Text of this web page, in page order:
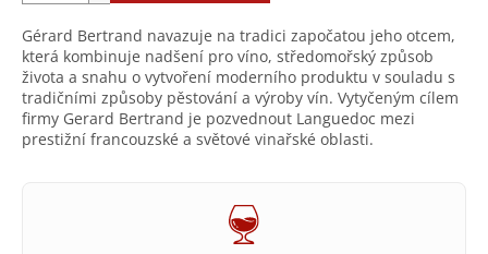
Gérard Bertrand navazuje na tradici započatou jeho otcem,
která kombinuje nadšení pro víno, středomořský způsob
života a snahu o vytvoření moderního produktu v souladu s
tradičními způsoby pěstování a výroby vín. Vytyčeným cílem
firmy Gerard Bertrand je pozvednout Languedoc mezi
prestižní francouzské a světové vinařské oblasti.